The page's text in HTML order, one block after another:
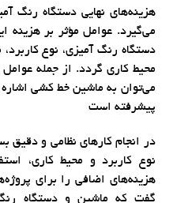
هزینه‌های نهایی دستگاه رنگ
می‌گیرد. عوامل مؤثر بر هزینه
دستگاه رنگ آمیزی، نوع
محیط کاری گردد. از جمله
می‌توان به ماشین خط کشی
پیشرفته است
در انجام کارهای نظامی و دقیق
نوع کاربرد و محیط کاری،
هزینه‌های اضافی را برای